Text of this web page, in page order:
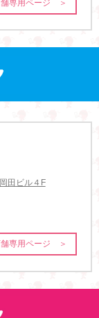
舗専用ページ ＞
田ビル４F
舗専用ページ ＞